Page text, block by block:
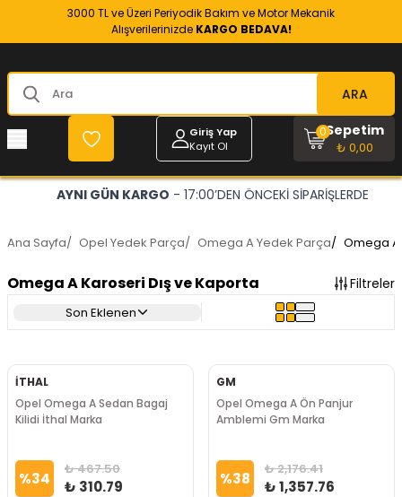
3000 TL ve Üzeri Periyodik Bakım ve Motor Mekanik
Alışverilerinizde KARGO BEDAVA!
ARA
Giriş Yap
Kayıt Ol
Sepetim
₺ 0,00
0
AYNI GÜN KARGO - 17:00’DEN ÖNCEKİ SİPARİŞLERDE
Ana Sayfa/ Opel Yedek Parça/ Omega A Yedek Parça/ Omega A
Omega A Karoseri Dış ve Kaporta Filtreler
Son Eklenen
İTHAL
Opel Omega A Sedan Bagaj
Kilidi İthal Marka
%34 ₺ 467.50
₺ 310.79
GM
Opel Omega A Ön Panjur
Amblemi Gm Marka
%38 ₺ 2,176.41
₺ 1,357.76